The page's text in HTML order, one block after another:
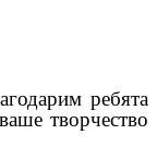
ребята
творчество